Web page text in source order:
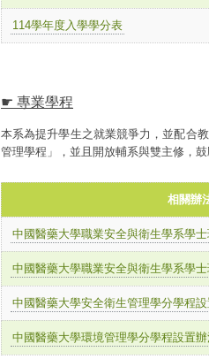
114學年度入學學分表
☛ 專業學程
本系為提升學生之就業競爭力，並配合
管理學程」，並且開放輔系與雙主修，
相關辦
中國醫藥大學職業安全與衛生學系學
中國醫藥大學職業安全與衛生學系學
中國醫藥大學安全衛生管理學分學程
中國醫藥大學環境管理學分學程設置